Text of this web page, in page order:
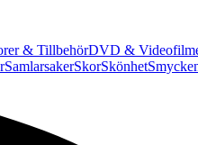
& TillbehörDVD &
SamlarsakerSkorSkönhet